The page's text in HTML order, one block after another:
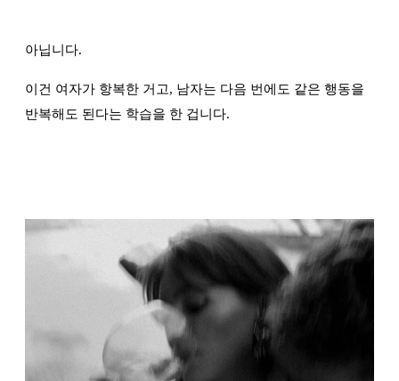
아닙니다.
이건 여자가 항복한 거고, 남자는 다음 번에도 같은 행동을
반복해도 된다는 학습을 한 겁니다.